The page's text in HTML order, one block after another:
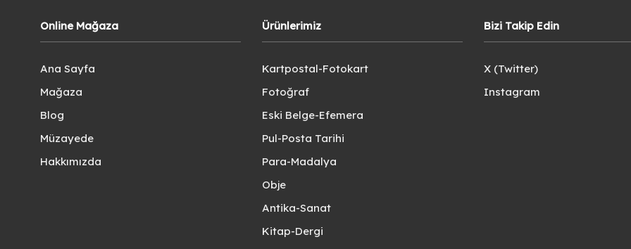
Online Mağaza
Ana Sayfa
Mağaza
Blog
Müzayede
Hakkımızda
Ürünlerimiz
Kartpostal-Fotokart
Fotoğraf
Eski Belge-Efemera
Pul-Posta Tarihi
Para-Madalya
Obje
Antika-Sanat
Kitap-Dergi
Bizi Takip Edin
X (Twitter)
Instagram